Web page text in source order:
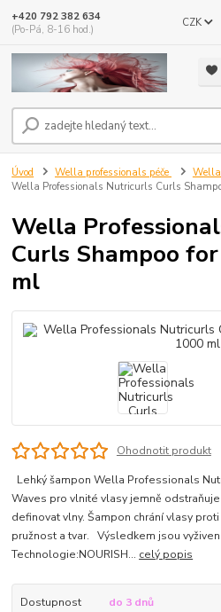
CZK
+420 792 382 634
(Po-Pá, 8-16 hod.)
Úvod Wella professionals péče
Wella Professionals Nutricurls Curls
Wella
Curls Shampoo
ml
Ohodnotit produkt
Lehký šampon Wella Professionals
Waves pro vlnité vlasy jemně
definovat vlny. Šampon chrání vlasy
pružnost a tvar. Výsledkem jsou
Technologie:NOURISH... celý popis
Dostupnost do 3 dnů